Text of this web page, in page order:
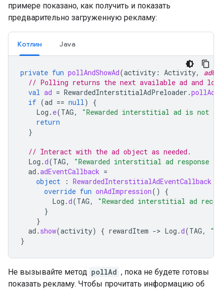
примере показано, как получить и показать
предварительно загруженную рекламу:
Котлин Java
private fun pollAndShowAd(activity : Activity,
// Polling returns the next available ad and
val ad = RewardedInterstitialAdPreloader .pollAd
if (ad == null)
{
Log . e(TAG,
"Rewarded interstitial ad is not
return
}
// Interact with the ad object as needed.
Log .d(TAG,
"Rewarded interstitial ad response
ad .adEventCallback =
object
: RewardedInterstitialAdEventCallback
override fun onAdImpression()
{
Log .d(TAG,
"Rewarded interstitial ad
}
}
ad . show(activity) { rewardItem -> Log .d(TAG,
}
Не вызывайте метод pollAd , пока не будете готовы
показать рекламу. Чтобы прочитать информацию об